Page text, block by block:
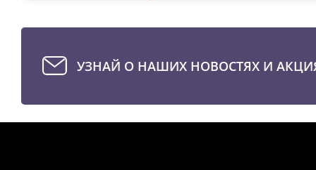
УЗНАЙ О НАШИХ НОВОСТЯХ И